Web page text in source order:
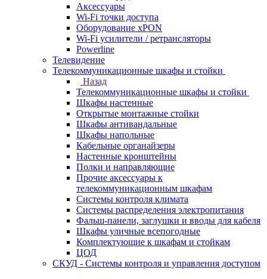
Аксессуары
Wi-Fi точки доступа
Оборудование хPON
Wi-Fi усилители / ретрансляторы
Powerline
Телевидение
Телекоммуникационные шкафы и стойки
Назад
Телекоммуникационные шкафы и стойки
Шкафы настенные
Открытые монтажные стойки
Шкафы антивандальные
Шкафы напольные
Кабельные органайзеры
Настенные кронштейны
Полки и направляющие
Прочие аксессуары к
телекоммуникационным шкафам
Системы контроля климата
Системы распределения электропитания
Фальш-панели, заглушки и вводы для кабеля
Шкафы уличные всепогодные
Комплектующие к шкафам и стойкам
ЦОД
СКУД - Системы контроля и управления доступом